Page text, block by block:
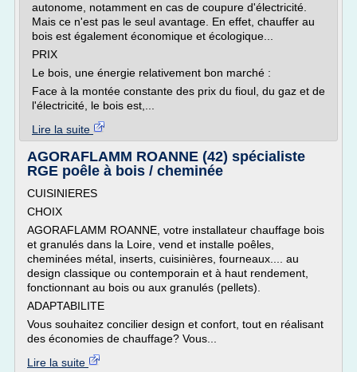
autonome, notamment en cas de coupure d'électricité.
Mais ce n'est pas le seul avantage. En effet, chauffer au
bois est également économique et écologique...
PRIX
Le bois, une énergie relativement bon marché :
Face à la montée constante des prix du fioul, du gaz et de
l'électricité, le bois est,...
Lire la suite
AGORAFLAMM ROANNE (42) spécialiste
RGE poêle à bois / cheminée
CUISINIERES
CHOIX
AGORAFLAMM ROANNE, votre installateur chauffage bois
et granulés dans la Loire, vend et installe poêles,
cheminées métal, inserts, cuisinières, fourneaux.... au
design classique ou contemporain et à haut rendement,
fonctionnant au bois ou aux granulés (pellets).
ADAPTABILITE
Vous souhaitez concilier design et confort, tout en réalisant
des économies de chauffage? Vous...
Lire la suite